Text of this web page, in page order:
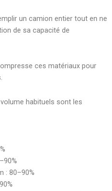
un camion entier tout en ne
de sa capacité de
ces matériaux pour
habituels sont les
: 80–90%